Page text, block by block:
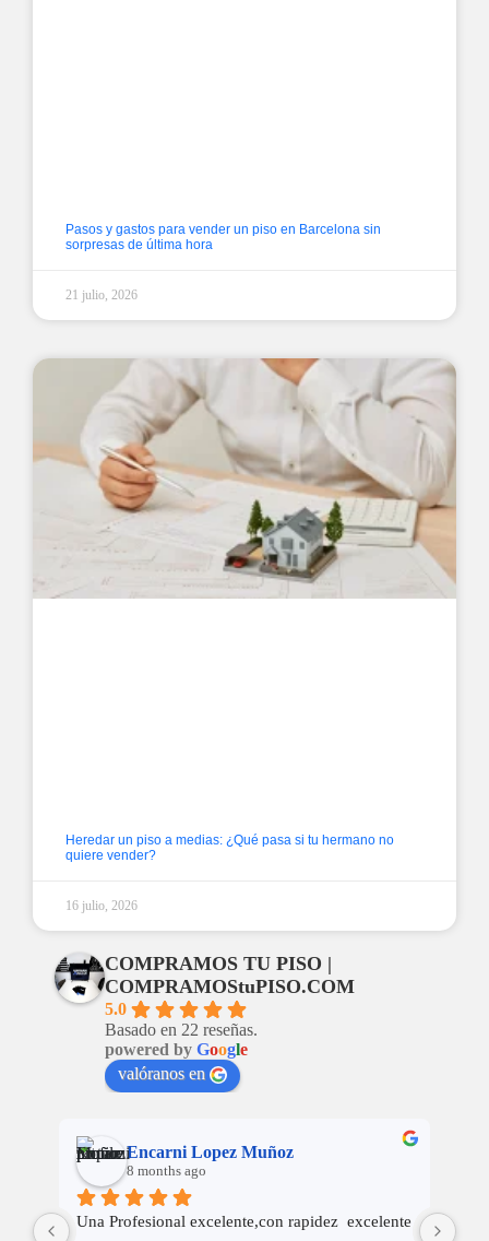
Pasos y gastos para vender un piso en Barcelona sin
sorpresas de última hora
21 julio, 2026
Heredar un piso a medias: ¿Qué pasa si tu hermano no
quiere vender?
16 julio, 2026
COMPRAMOS TU PISO |
COMPRAMOStuPISO.COM
5.0
Basado en 22 reseñas.
powered by Google
valóranos en
Rafael Martinez
8 months ago
LAS NEGOCIACIONES FUERON, DE LO MAS